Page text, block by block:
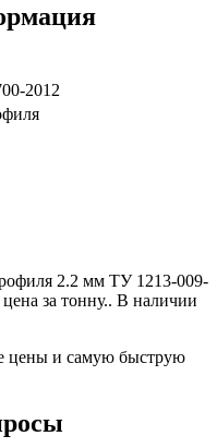
2012
2.2 мм ТУ 1213-009-
за тонну.. В наличии
цены и самую быструю